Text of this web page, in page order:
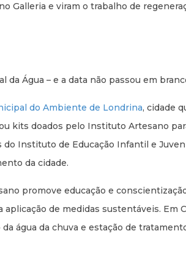
Galleria e viram o trabalho de
da Água – e a data não passou em
do Ambiente de Londrina, cidade
kits doados pelo Instituto Artesano
Instituto de Educação Infantil e
da cidade.
promove educação e
de medidas sustentáveis. Em
água da chuva e estação de